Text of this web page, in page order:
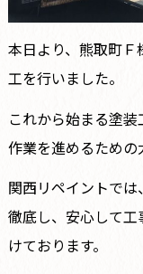
本日より、熊取町
工を行いました。
これから始まる塗
作業を進めるための
関西リペイントで
徹底し、安心して
けております。